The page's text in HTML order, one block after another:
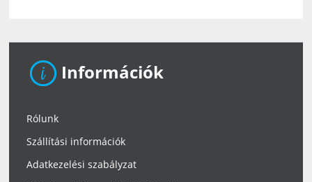
Információk
Rólunk
Szállítási információk
Adatkezelési szabályzat